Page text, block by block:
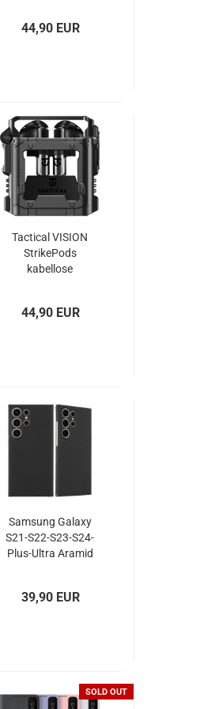
44,90 EUR
Tactical VISION
StrikePods
kabellose
44,90 EUR
Samsung Galaxy
S21-S22-S23-S24-
Plus-Ultra Aramid
39,90 EUR
SOLD OUT